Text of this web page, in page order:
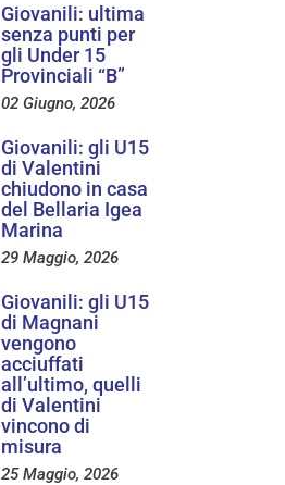
Giovanili: ultima
senza punti per
gli Under 15
Provinciali “B”
02 Giugno, 2026
Giovanili: gli U15
di Valentini
chiudono in casa
del Bellaria Igea
Marina
29 Maggio, 2026
Giovanili: gli U15
di Magnani
vengono
acciuffati
all’ultimo, quelli
di Valentini
vincono di
misura
25 Maggio, 2026